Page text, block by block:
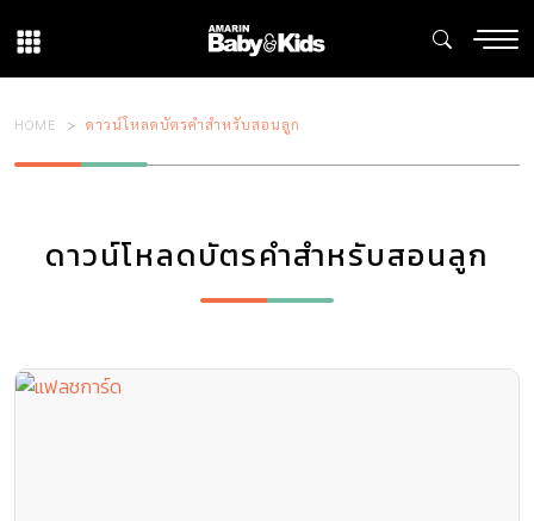
HOME ดาวน์โหลดบัตรคำสำหรับสอนลูก
ดาวน์โหลดบัตรคำสำหรับสอนลูก